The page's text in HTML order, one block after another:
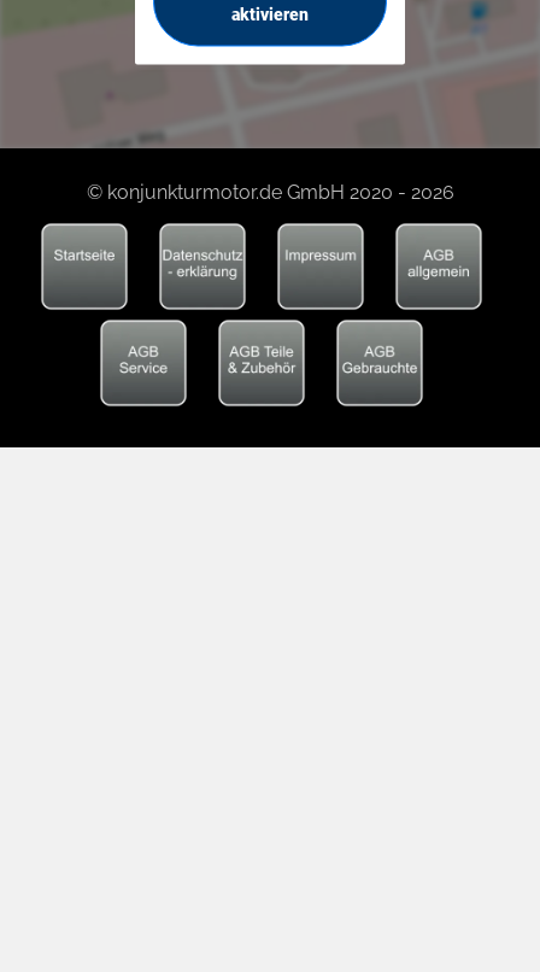
aktivieren
© konjunkturmotor.de GmbH 2020 - 2026